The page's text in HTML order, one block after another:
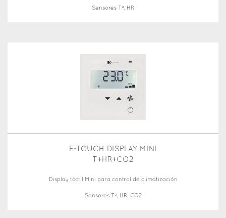
Sensores Tª, HR
E-TOUCH DISPLAY MINI
T+HR+CO2
Display táctil Mini para control de climatización
Sensores Tª, HR, CO2